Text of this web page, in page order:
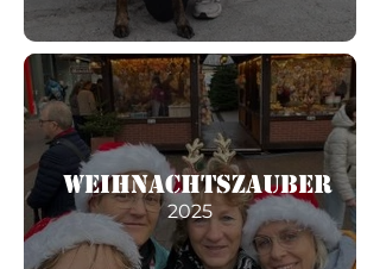
Weihnachtszauber
2025